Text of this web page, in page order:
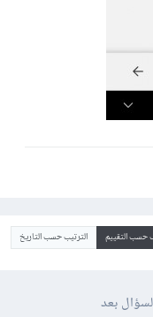
حسب التقييم الترتيب حسب التاريخ
بعد